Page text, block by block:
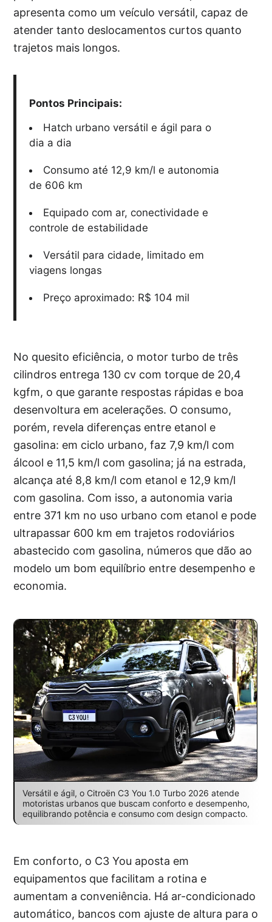
apresenta como um veículo versátil, capaz de
atender tanto deslocamentos curtos quanto
trajetos mais longos.
Pontos Principais:
Hatch urbano versátil e ágil para o
dia a dia
Consumo até 12,9 km/l e autonomia
de 606 km
Equipado com ar, conectividade e
controle de estabilidade
Versátil para cidade, limitado em
viagens longas
Preço aproximado: R$ 104 mil
No quesito eficiência, o motor turbo de três
cilindros entrega 130 cv com torque de 20,4
kgfm, o que garante respostas rápidas e boa
desenvoltura em acelerações. O consumo,
porém, revela diferenças entre etanol e
gasolina: em ciclo urbano, faz 7,9 km/l com
álcool e 11,5 km/l com gasolina; já na estrada,
alcança até 8,8 km/l com etanol e 12,9 km/l
com gasolina. Com isso, a autonomia varia
entre 371 km no uso urbano com etanol e pode
ultrapassar 600 km em trajetos rodoviários
abastecido com gasolina, números que dão ao
modelo um bom equilíbrio entre desempenho e
economia.
Versátil e ágil, o Citroën C3 You 1.0 Turbo 2026 atende
motoristas urbanos que buscam conforto e desempenho,
equilibrando potência e consumo com design compacto.
Em conforto, o C3 You aposta em
equipamentos que facilitam a rotina e
aumentam a conveniência. Há ar-condicionado
automático, bancos com ajuste de altura para o